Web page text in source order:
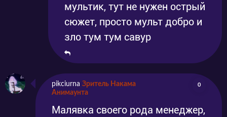
мультик, тут не нужен острый
сюжет, просто мульт добро и
зло тум тум савур
pikciurna Зритель Накама
Анимаунта
0
Малявка своего рода менеджер,